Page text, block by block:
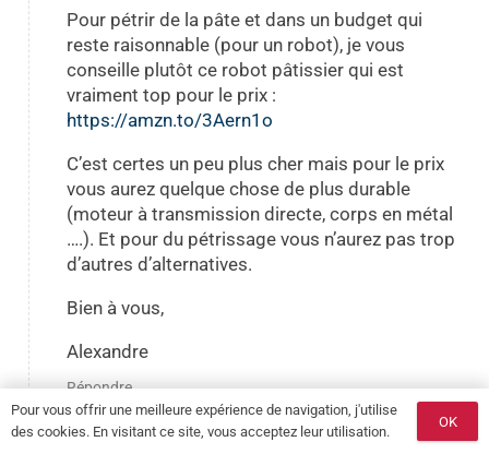
Pour pétrir de la pâte et dans un budget qui
reste raisonnable (pour un robot), je vous
conseille plutôt ce robot pâtissier qui est
vraiment top pour le prix :
https://amzn.to/3Aern1o
C’est certes un peu plus cher mais pour le prix
vous aurez quelque chose de plus durable
(moteur à transmission directe, corps en métal
….). Et pour du pétrissage vous n’aurez pas trop
d’autres d’alternatives.
Bien à vous,
Alexandre
Répondre
Pour vous offrir une meilleure expérience de navigation, j'utilise
des cookies. En visitant ce site, vous acceptez leur utilisation.
OK